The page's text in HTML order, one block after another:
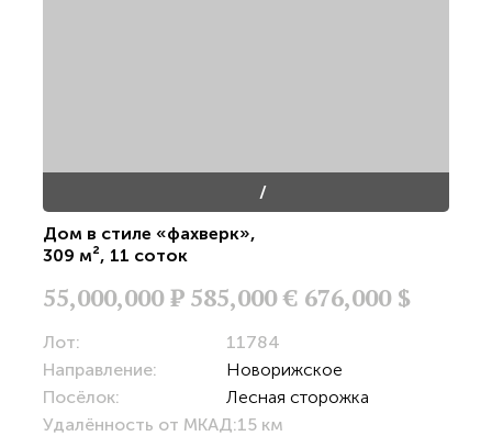
/
Дом в стиле «фахверк»,
309 м², 11 соток
55,000,000Р 585,000 € 676,000 $
Лот:
11784
Направление:
Новорижское
Посёлок:
Лесная сторожка
Удалённость от МКАД:15 км